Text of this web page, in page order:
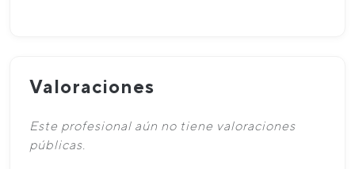
Valoraciones
Este profesional aún no tiene valoraciones
públicas.